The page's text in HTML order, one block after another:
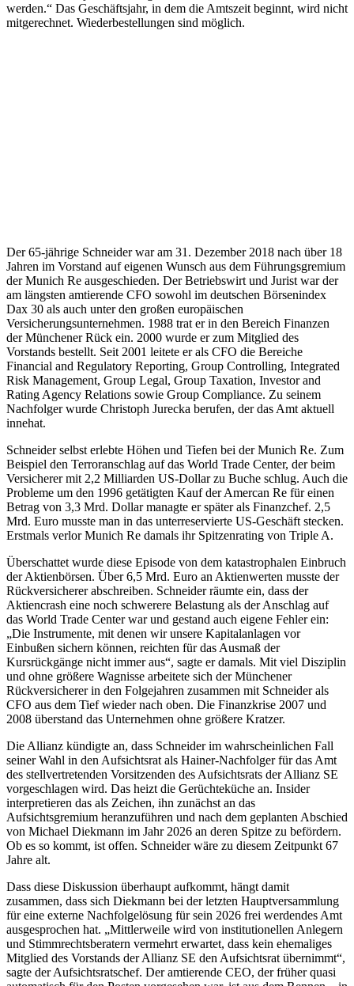
werden.“ Das Geschäftsjahr, in dem die Amtszeit beginnt, wird nicht
mitgerechnet. Wiederbestellungen sind möglich.
Der 65-jährige Schneider war am 31. Dezember 2018 nach über 18
Jahren im Vorstand auf eigenen Wunsch aus dem Führungsgremium
der Munich Re ausgeschieden. Der Betriebswirt und Jurist war der
am längsten amtierende CFO sowohl im deutschen Börsenindex
Dax 30 als auch unter den großen europäischen
Versicherungsunternehmen. 1988 trat er in den Bereich Finanzen
der Münchener Rück ein. 2000 wurde er zum Mitglied des
Vorstands bestellt. Seit 2001 leitete er als CFO die Bereiche
Financial and Regulatory Reporting, Group Controlling, Integrated
Risk Management, Group Legal, Group Taxation, Investor and
Rating Agency Relations sowie Group Compliance. Zu seinem
Nachfolger wurde Christoph Jurecka berufen, der das Amt aktuell
innehat.
Schneider selbst erlebte Höhen und Tiefen bei der Munich Re. Zum
Beispiel den Terroranschlag auf das World Trade Center, der beim
Versicherer mit 2,2 Milliarden US-Dollar zu Buche schlug. Auch die
Probleme um den 1996 getätigten Kauf der Amercan Re für einen
Betrag von 3,3 Mrd. Dollar managte er später als Finanzchef. 2,5
Mrd. Euro musste man in das unterreservierte US-Geschäft stecken.
Erstmals verlor Munich Re damals ihr Spitzenrating von Triple A.
Überschattet wurde diese Episode von dem katastrophalen Einbruch
der Aktienbörsen. Über 6,5 Mrd. Euro an Aktienwerten musste der
Rückversicherer abschreiben. Schneider räumte ein, dass der
Aktiencrash eine noch schwerere Belastung als der Anschlag auf
das World Trade Center war und gestand auch eigene Fehler ein:
„Die Instrumente, mit denen wir unsere Kapitalanlagen vor
Einbußen sichern können, reichten für das Ausmaß der
Kursrückgänge nicht immer aus“, sagte er damals. Mit viel Disziplin
und ohne größere Wagnisse arbeitete sich der Münchener
Rückversicherer in den Folgejahren zusammen mit Schneider als
CFO aus dem Tief wieder nach oben. Die Finanzkrise 2007 und
2008 überstand das Unternehmen ohne größere Kratzer.
Die Allianz kündigte an, dass Schneider im wahrscheinlichen Fall
seiner Wahl in den Aufsichtsrat als Hainer-Nachfolger für das Amt
des stellvertretenden Vorsitzenden des Aufsichtsrats der Allianz SE
vorgeschlagen wird. Das heizt die Gerüchteküche an. Insider
interpretieren das als Zeichen, ihn zunächst an das
Aufsichtsgremium heranzuführen und nach dem geplanten Abschied
von Michael Diekmann im Jahr 2026 an deren Spitze zu befördern.
Ob es so kommt, ist offen. Schneider wäre zu diesem Zeitpunkt 67
Jahre alt.
Dass diese Diskussion überhaupt aufkommt, hängt damit
zusammen, dass sich Diekmann bei der letzten Hauptversammlung
für eine externe Nachfolgelösung für sein 2026 frei werdendes Amt
ausgesprochen hat. „Mittlerweile wird von institutionellen Anlegern
und Stimmrechtsberatern vermehrt erwartet, dass kein ehemaliges
Mitglied des Vorstands der Allianz SE den Aufsichtsrat übernimmt“,
sagte der Aufsichtsratschef. Der amtierende CEO, der früher quasi